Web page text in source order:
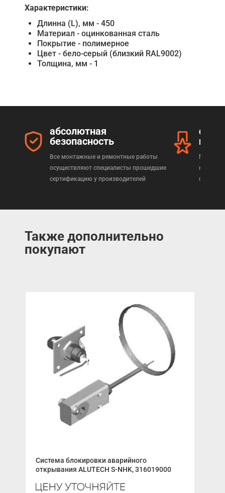
Характеристики:
Длинна (L), мм - 450
Материал - оцинкованная сталь
Покрытие - полимерное
Цвет - бело-серый (близкий RAL9002)
Толщина, мм - 1
абсолютная
безопасность
Все монтажные и ремонтные работы
осуществляют специалисты прошедшие
сертификацию у производителей
Мы
Также дополнительно
покупают
Система блокировки аварийного
открывания ALUTECH S-NHK, 316019000